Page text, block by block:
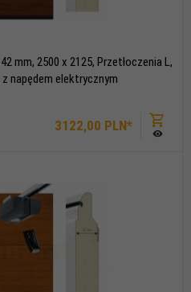
3122,00 PLN*
mm, 2500 x 2125, Przetłoczenia L,
napędem elektrycznym